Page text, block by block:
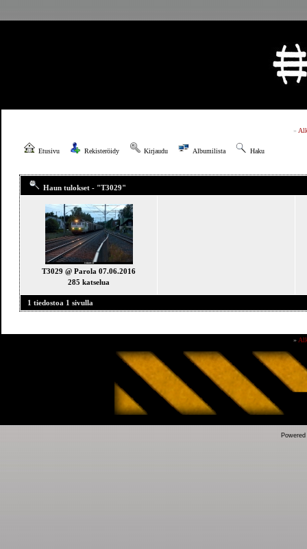
»
Etusivu Rekisteröidy Kirjaudu Albumilista Haku
Haun tulokset - "T3029"
T3029 @ Parola 07.06.2016
285 katselua
1 tiedostoa 1 sivulla
»